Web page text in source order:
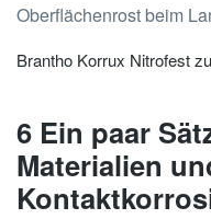
Brantho Korrux Nitrofest
6 Ein paar
Materialien